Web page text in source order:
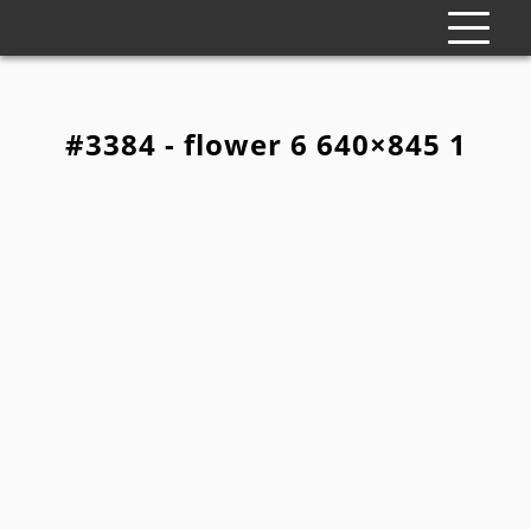
#3384 - flower 6 640×845 1